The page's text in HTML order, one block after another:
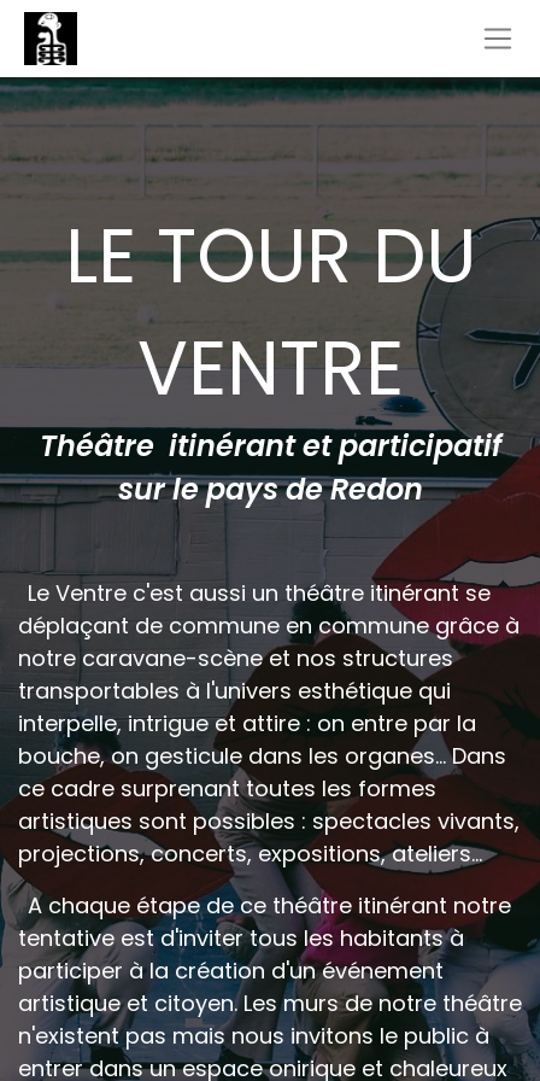
LE TOUR DU
VENTRE
Théâtre itinérant et participatif
sur le pays de Redon
Le Ventre c'est aussi un théâtre itinérant se
déplaçant de commune en commune grâce à
notre caravane-scène et nos structures
transportables à l'univers esthétique qui
interpelle, intrigue et attire : on entre par la
bouche, on gesticule dans les organes... Dans
ce cadre surprenant toutes les formes
artistiques sont possibles : spectacles vivants,
projections, concerts, expositions, ateliers...
A chaque étape de ce théâtre itinérant notre
tentative est d'inviter tous les habitants à
participer à la création d'un événement
artistique et citoyen. Les murs de notre théâtre
n'existent pas mais nous invitons le public à
entrer dans un espace onirique et chaleureux